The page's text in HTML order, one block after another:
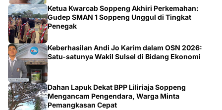
Ketua Kwarcab Soppeng Akhiri Perkemahan:
Gudep SMAN 1 Soppeng Unggul di Tingkat
Penegak
Keberhasilan Andi Jo Karim dalam OSN 2026:
Satu-satunya Wakil Sulsel di Bidang Ekonomi
Dahan Lapuk Dekat BPP Liliriaja Soppeng
Mengancam Pengendara, Warga Minta
Pemangkasan Cepat